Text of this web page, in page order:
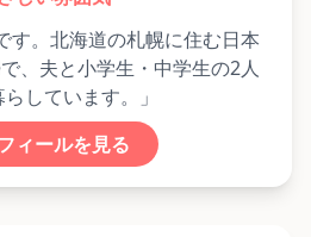
す。北海道の札幌に住む日本
、夫と小学生・中学生の2人
しています。」
ィールを見る